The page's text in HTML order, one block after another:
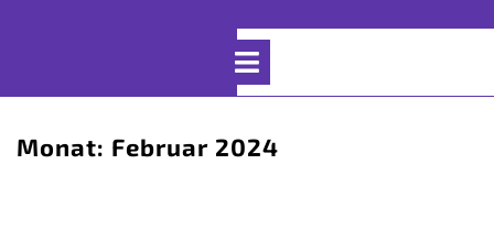
Open
Monat: Februar 2024